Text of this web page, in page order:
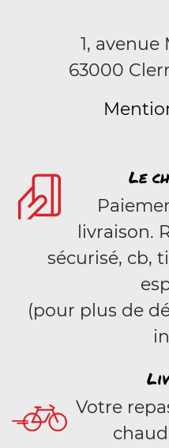
1,
63000
Le
livraison.
sécurisé, cb,
(pour plus de
Votre